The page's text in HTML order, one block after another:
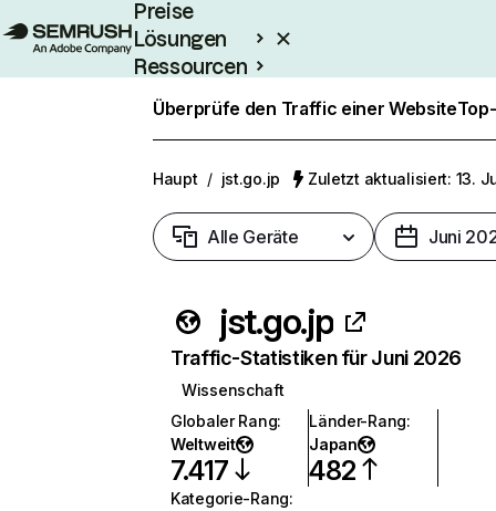
Preise
Lösungen
Ressourcen
Enterprise
Überprüfe den Traffic einer Website
Haupt / jst.go.jp Zuletzt aktualisiert: 13.
Alle Geräte Juni
jst.go.jp
Traffic-Statistiken für Juni 2026
Wissenschaft
Globaler Rang:
Weltweit
7.417
Länder-Rang:
Japan
482
Kategorie-Rang: